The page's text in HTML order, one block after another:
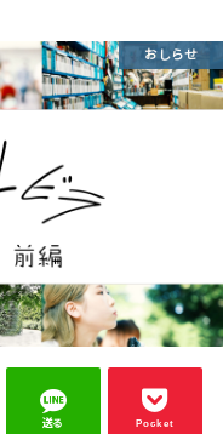
おしらせ
送る Pocket